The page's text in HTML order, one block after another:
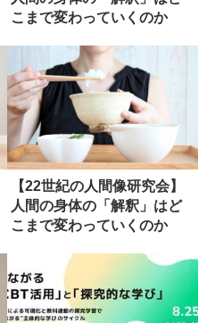
こまで変わっていくのか
【22世紀の人間像研究会】
人間の身体の「解釈」はど
こまで変わっていくのか